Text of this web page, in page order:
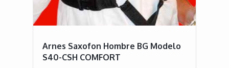
Arnes Saxofon Hombre BG Modelo
S40-CSH COMFORT